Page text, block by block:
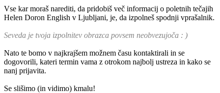
Vse kar moraš narediti, da pridobiš več informacij o poletnih tečajih
Helen Doron English v Ljubljani, je, da izpolneš spodnji vprašalnik.
Seveda je tvoja izpolnitev obrazca povsem neobvezujoča : )
Nato te bomo v najkrajšem možnem času kontaktirali in se
dogovorili, kateri termin vama z otrokom najbolj ustreza in kako se
nanj prijavita.
Se slišimo (in vidimo) kmalu!